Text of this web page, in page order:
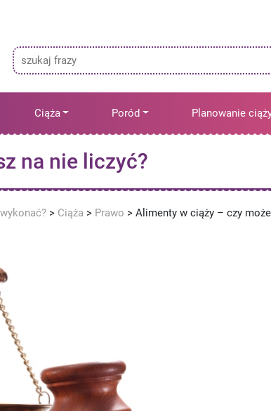
Ciąża Poród Planowanie
na nie liczyć?
> Ciąża > Prawo > Alimenty w ciąży – czy